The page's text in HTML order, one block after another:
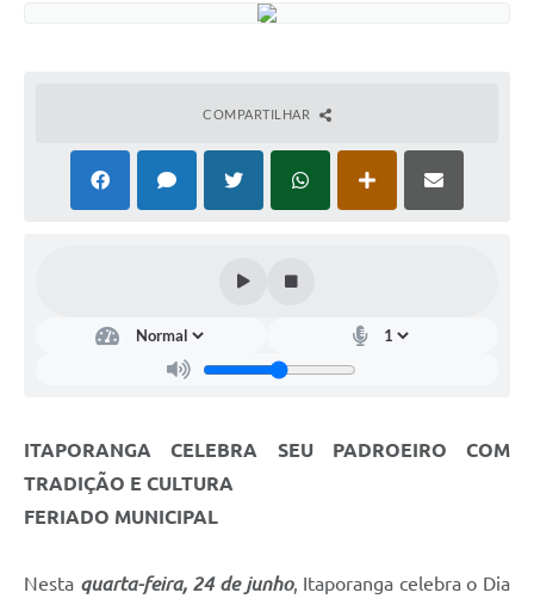
Estatuto dos Servidores Municipais
Galeria de Vídeos
Legislação
Editais
Banco do Povo Paulista
COMPARTILHAR
ITAPORANGA CELEBRA SEU PADROEIRO COM
TRADIÇÃO E CULTURA
FERIADO MUNICIPAL
Nesta quarta-feira, 24 de junho, Itaporanga celebra o Dia